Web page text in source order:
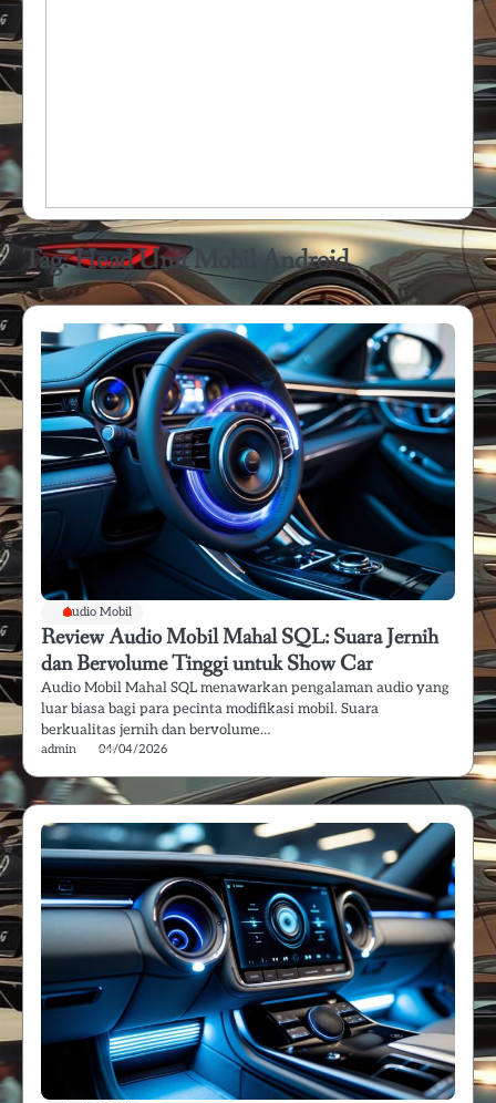
Tag:Head Unit Mobil Android
Audio Mobil
Review Audio Mobil Mahal SQL: Suara Jernih
dan Bervolume Tinggi untuk Show Car
Audio Mobil Mahal SQL menawarkan pengalaman audio yang
luar biasa bagi para pecinta modifikasi mobil. Suara
berkualitas jernih dan bervolume…
admin 04/04/2026